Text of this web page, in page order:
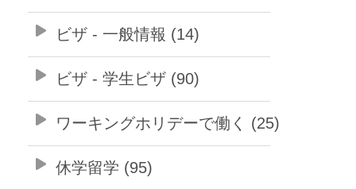
ビザ - 一般情報 (14)
ビザ - 学生ビザ (90)
ワーキングホリデーで働く (25)
休学留学 (95)